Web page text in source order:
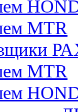
MTR
МTR